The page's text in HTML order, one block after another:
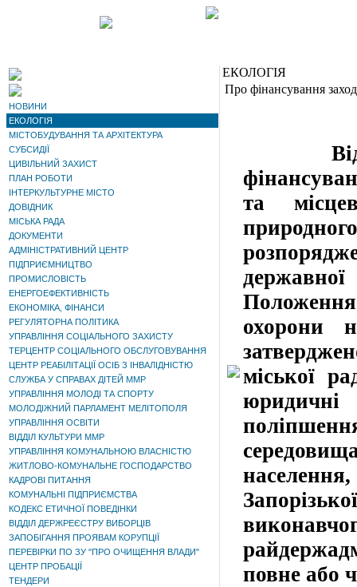
НОВИНИ
ЕКОЛОГІЯ
МІСТОБУДУВАННЯ ТА АРХІТЕКТУРА
СУБСИДІЇ
ЦИВІЛЬНИЙ ЗАХИСТ
ПЛАН РОБОТИ
ІНТЕРКУЛЬТУРНЕ МІСТО
ДОВІДНИК
МІСЬКА РАДА
ДОКУМЕНТИ
АДМІНІСТРАТИВНИЙ ЦЕНТР
ПІДПРИЄМНИЦТВО
ПРОМИСЛОВІСТЬ
ЕНЕРГОЕФЕКТИВНІСТЬ
ЕКОНОМІКА, ФІНАНСИ
РЕГУЛЯТОРНА ПОЛІТИКА
УПРАВЛІННЯ СОЦІАЛЬНОГО ЗАХИСТУ
ТЕРЦЕНТР СОЦІАЛЬНОГО ОБСЛУГОВУВАННЯ
ЦЕНТР РЕАБІЛІТАЦІЇ ОСІБ З ІНВАЛІДНІСТЮ
СЛУЖБА У СПРАВАХ ДІТЕЙ ММР
УПРАВЛІННЯ МОЛОДІ ТА СПОРТУ
МОЛОДІЖНИЙ ПАРЛАМЕНТ МЕЛІТОПОЛЯ
УПРАВЛІННЯ ОСВІТИ
ВІДДІЛ КУЛЬТУРИ ММР
УПРАВЛІННЯ КОМУНАЛЬНОЮ ВЛАСНІСТЮ
ЖИТЛОВО-КОМУНАЛЬНЕ ГОСПОДАРСТВО
КАДРОВІ ПИТАННЯ
КОМУНАЛЬНІ ПІДПРИЄМСТВА
КОДЕКС ЕТИЧНОЇ ПОВЕДІНКИ
ВІДДІЛ ДЕРЖРЕЄСТРУ ВИБОРЦІВ
ЗАПОБІГАННЯ ПРОЯВАМ КОРУПЦІЇ
ПЕРЕВІРКИ ПО ЗУ "ПРО ОЧИЩЕННЯ ВЛАДИ"
ЦЕНТР ПРОБАЦІЇ
ТЕНДЕРИ
ЕКОЛОГІЯ
Про фінансування
та
охорони
міської
повне або